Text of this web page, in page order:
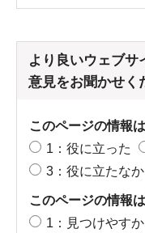
より良いウェブサ
意見をお聞かせく
このページの情報
1：役に立った
3：役に立たな
このページの情報
1：見つけやす